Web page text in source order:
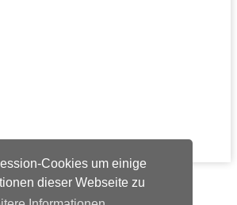
Cookies um einige
dieser Webseite zu